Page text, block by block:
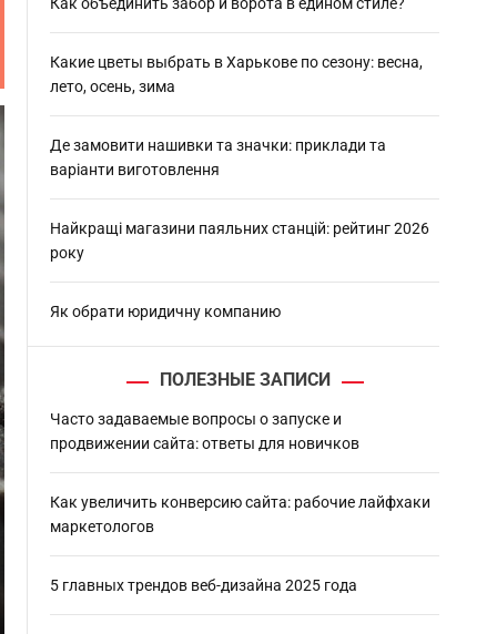
Какие цветы выбрать в Харькове по сезону: весна,
лето, осень, зима
Де замовити нашивки та значки: приклади та
варіанти виготовлення
Найкращі магазини паяльних станцій: рейтинг 2026
року
Як обрати юридичну компанию
ПОЛЕЗНЫЕ ЗАПИСИ
Часто задаваемые вопросы о запуске и
продвижении сайта: ответы для новичков
Как увеличить конверсию сайта: рабочие лайфхаки
маркетологов
5 главных трендов веб-дизайна 2025 года